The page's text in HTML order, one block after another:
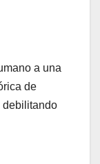
a una
de
debilitando